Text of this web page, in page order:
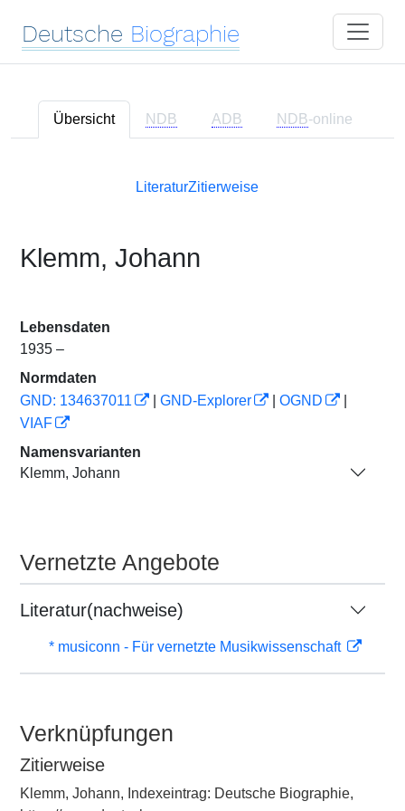
Deutsche Biographie
Übersicht NDB ADB NDB-online
LiteraturZitierweise
Klemm, Johann
Lebensdaten
1935 –
Normdaten
GND: 134637011
GND-Explorer OGND
VIAF
Namensvarianten
Klemm, Johann
Vernetzte Angebote
Literatur(nachweise)
* musiconn - Für vernetzte Musikwissenschaft
Verknüpfungen
Zitierweise
Klemm, Johann, Indexeintrag: Deutsche Biographie,